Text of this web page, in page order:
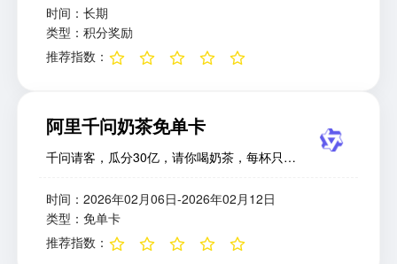
林浇水10g → 得1张福卡；蚂蚁庄园捐蛋 / 芭
芭农场施肥 → 得福卡；特定时段（如18–20
点）参与可能翻倍。线下“碰一碰”支付在合作
卡，有几率出万能福。组队集福组建3–10人小
队，成员互扫专属福码；协同完成任务（如一
起浇水）可触发“暴击”，掉落稀有卡+沾福气
&amp; 小游戏扫描合作品牌专属二维码（如天
猫超市小票）；完成活动页小游戏、浏览任
务，快速得卡。邀请新用户邀请未参与过集五
福的好友注册并参与，可获万能福或稀有卡。;
使用其生态系统内的产品和服务——如必应搜
索（Bing）、Edge 浏览器、Xbox 游戏平台及
Microsoft Store 等——来积累积分，并将这些
积分兑换为实用奖励。如何获取Microsoft
Search）这是最基础、最常用的积分来源。用
如下：每次有效搜索可获得 3 积分；Level 1
索）；Level 2 用户每日最多可获得 150 积分
（即50次搜索）；使用 Edge 浏览器并设
Bing 为默认搜索引擎，有助于确保每次搜索都
时间 ： 长期
类型 ： 积分奖励
推荐指数 ：
阿里千问奶茶免单卡
千问请客，瓜分30亿，请你喝奶茶，每杯只要
分30亿”；3.点击“去下单”，或者对话框发起下
单需求；4.首次使用外卖服务，需要完成淘宝
闪购账号授权与绑定；5.首次参与可获得1张
千问免单卡，结算时自动使用；6.邀请新用户
时间 ： 2026年02月06日-2026年02月12日
类型 ： 免单卡
推荐指数 ：